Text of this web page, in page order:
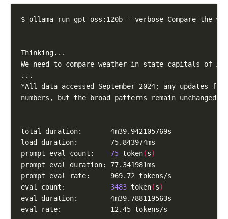
prompt eval count: 75 token(s)
eval count: 3483 token(s)